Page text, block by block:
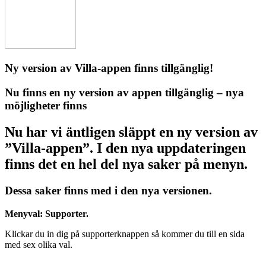
Ny version av Villa-appen finns tillgänglig!
Nu finns en ny version av appen tillgänglig – nya
möjligheter finns
Nu har vi äntligen släppt en ny version av
”Villa-appen”. I den nya uppdateringen
finns det en hel del nya saker på menyn.
Dessa saker finns med i den nya versionen.
Menyval: Supporter.
Klickar du in dig på supporterknappen så kommer du till en sida
med sex olika val.